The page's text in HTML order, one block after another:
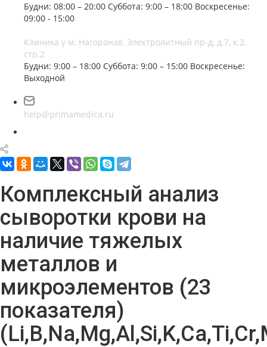
Будни: 08:00 – 20:00 Суббота: 9:00 – 18:00 Воскресенье:
09:00 - 15:00
Клиника у м. Нагороная, Электролитный пр-д, д.7, к.2,
стр.2
Будни: 9:00 – 18:00 Суббота: 9:00 – 15:00 Воскресенье:
Выходной
help@primamedica.ru
Комплексный анализ
сыворотки крови на
наличие тяжелых
металлов и
микроэлементов (23
показателя)